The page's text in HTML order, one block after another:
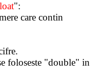
":
care contin
foloseste "double" in